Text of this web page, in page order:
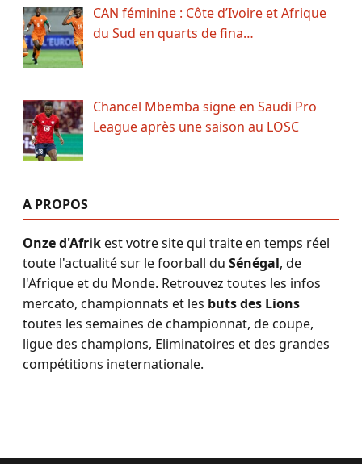
CAN féminine : Côte d’Ivoire et Afrique
du Sud en quarts de fina…
Chancel Mbemba signe en Saudi Pro
League après une saison au LOSC
A PROPOS
Onze d'Afrikest votre site qui traite en temps réel
toute l'actualité sur le foorball du Sénégal, de
l'Afrique et du Monde. Retrouvez toutes les infos
mercato, championnats et les buts des Lions
toutes les semaines de championnat, de coupe,
ligue des champions, Eliminatoires et des grandes
compétitions ineternationale.